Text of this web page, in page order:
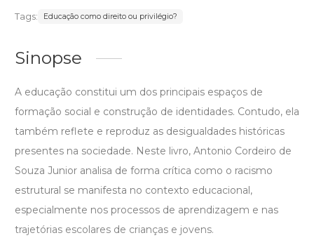
Tags: Educação como direito ou privilégio?
Sinopse
A educação constitui um dos principais espaços de
formação social e construção de identidades. Contudo, ela
também reflete e reproduz as desigualdades históricas
presentes na sociedade. Neste livro, Antonio Cordeiro de
Souza Junior analisa de forma crítica como o racismo
estrutural se manifesta no contexto educacional,
especialmente nos processos de aprendizagem e nas
trajetórias escolares de crianças e jovens.